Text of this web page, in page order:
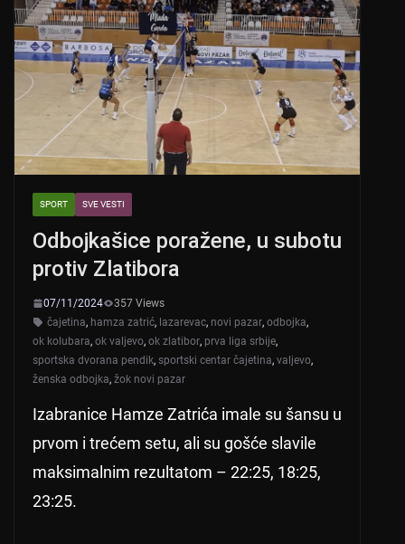
SPORT SVE VESTI
Odbojkašice poražene, u subotu
protiv Zlatibora
07/11/2024
357 Views
čajetina, hamza zatrić, lazarevac, novi pazar, odbojka,
ok kolubara, ok valjevo, ok zlatibor, prva liga srbije,
sportska dvorana pendik, sportski centar čajetina, valjevo,
ženska odbojka, žok novi pazar
Izabranice Hamze Zatrića imale su šansu u
prvom i trećem setu, ali su gošće slavile
maksimalnim rezultatom – 22:25, 18:25,
23:25.